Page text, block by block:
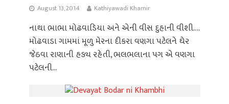
August 13, 2014 Kathiyawadi Khamir
નાથા ભાભા મોઢવાડિયા અને એની વીસ દુહાની વીશી….
મોઢવાડા ગામમાં મૂળુ મેરના દીકરા વણગા પટેલને ઘેર
જેઠવા રાણાની હડ્ય રહેતી, ભલભલાના પગ એ વણગા
પટેલની...